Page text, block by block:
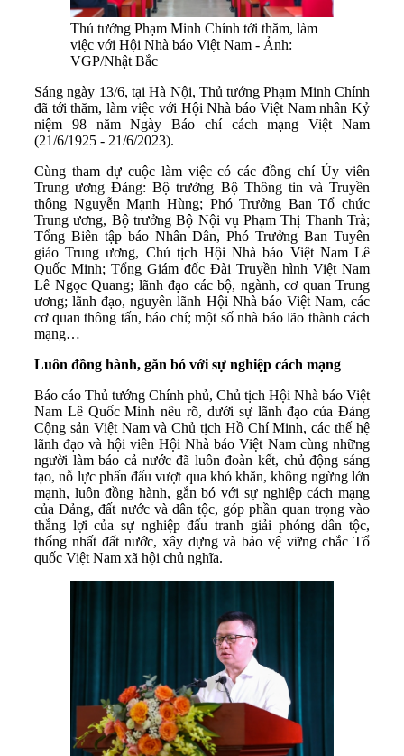
Thủ tướng Phạm Minh Chính tới thăm, làm
việc với Hội Nhà báo Việt Nam - Ảnh:
VGP/Nhật Bắc
Sáng ngày 13/6, tại Hà Nội, Thủ tướng Phạm Minh Chính
đã tới thăm, làm việc với Hội Nhà báo Việt Nam nhân Kỷ
niệm 98 năm Ngày Báo chí cách mạng Việt Nam
(21/6/1925 - 21/6/2023).
Cùng tham dự cuộc làm việc có các đồng chí Ủy viên
Trung ương Đảng: Bộ trưởng Bộ Thông tin và Truyền
thông Nguyễn Mạnh Hùng; Phó Trưởng Ban Tổ chức
Trung ương, Bộ trưởng Bộ Nội vụ Phạm Thị Thanh Trà;
Tổng Biên tập báo Nhân Dân, Phó Trưởng Ban Tuyên
giáo Trung ương, Chủ tịch Hội Nhà báo Việt Nam Lê
Quốc Minh; Tổng Giám đốc Đài Truyền hình Việt Nam
Lê Ngọc Quang; lãnh đạo các bộ, ngành, cơ quan Trung
ương; lãnh đạo, nguyên lãnh Hội Nhà báo Việt Nam, các
cơ quan thông tấn, báo chí; một số nhà báo lão thành cách
mạng…
Luôn đồng hành, gắn bó với sự nghiệp cách mạng
Báo cáo Thủ tướng Chính phủ, Chủ tịch Hội Nhà báo Việt
Nam Lê Quốc Minh nêu rõ, dưới sự lãnh đạo của Đảng
Cộng sản Việt Nam và Chủ tịch Hồ Chí Minh, các thế hệ
lãnh đạo và hội viên Hội Nhà báo Việt Nam cùng những
người làm báo cả nước đã luôn đoàn kết, chủ động sáng
tạo, nỗ lực phấn đấu vượt qua khó khăn, không ngừng lớn
mạnh, luôn đồng hành, gắn bó với sự nghiệp cách mạng
của Đảng, đất nước và dân tộc, góp phần quan trọng vào
thắng lợi của sự nghiệp đấu tranh giải phóng dân tộc,
thống nhất đất nước, xây dựng và bảo vệ vững chắc Tổ
quốc Việt Nam xã hội chủ nghĩa.